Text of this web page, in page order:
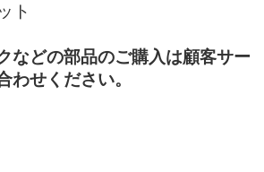
ト
などの部品のご購入は顧客サー
わせください。